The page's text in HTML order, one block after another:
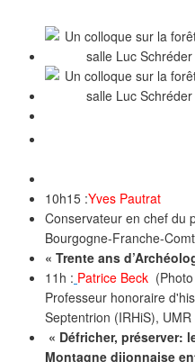
10h15 :Yves Pautrat
Conservateur en chef du
Bourgogne-Franche-
« Trente ans
11h : Patrice Beck
Professeur honoraire
Septentrion (IRHiS),
« Défricher, préserver:
Montagne dijonnaise